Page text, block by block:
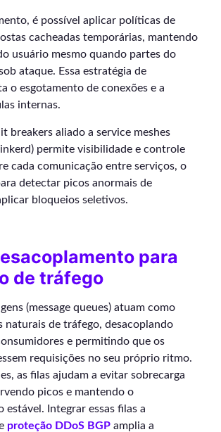
é possível aplicar políticas de
cacheadas temporárias, mantendo
usuário mesmo quando partes do
ataque. Essa estratégia de
o esgotamento de conexões e a
internas.
breakers aliado a service meshes
permite visibilidade e controle
cada comunicação entre serviços, o
detectar picos anormais de
bloqueios seletivos.
para
de tráfego
(message queues) atuam como
naturais de tráfego, desacoplando
e permitindo que os
requisições no seu próprio ritmo.
as filas ajudam a evitar sobrecarga
picos e mantendo o
estável. Integrar essas filas a
proteção DDoS BGP amplia a